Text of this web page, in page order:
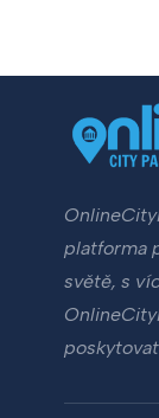
platforma
světě, s